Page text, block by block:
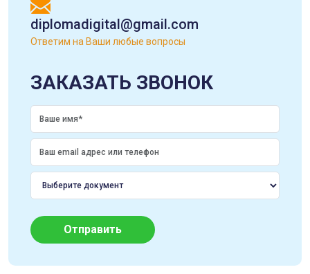
diplomadigital@gmail.com
Ответим на Ваши любые вопросы
ЗАКАЗАТЬ ЗВОНОК
Отправить